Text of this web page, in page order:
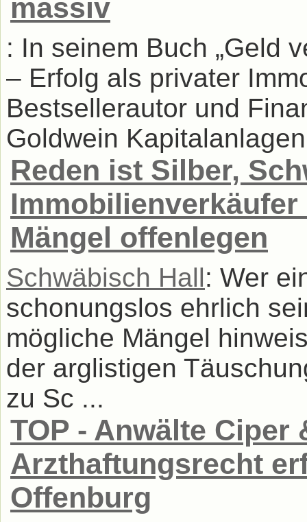
massiv
: In seinem Buch „Geld
– Erfolg als privater
Bestsellerautor und
Goldwein
Reden ist Silber,
Mängel offenlegen
Schwäbisch Hall: Wer
schonungslos ehrlich
mögliche Mängel
der arglistigen
zu Sc ...
TOP - Anwälte
Arzthaftungsrecht
Offenburg